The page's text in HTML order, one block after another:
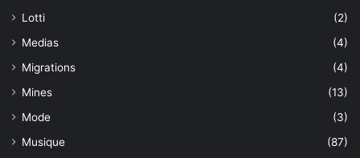
Lotti
(2)
Medias
(4)
Migrations
(4)
Mines
(13)
Mode
(3)
Musique
(87)